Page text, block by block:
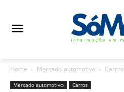
Home Mercado automotivo Carros
Mercado automotivo Carros